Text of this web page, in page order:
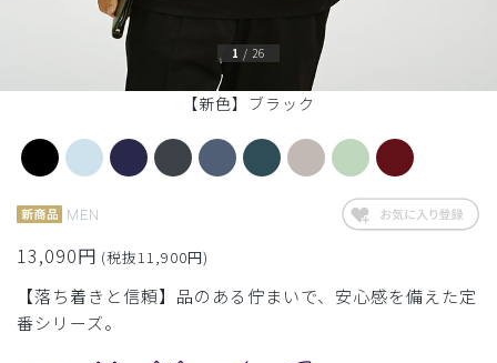
【新色】ブラック
1 / 26
MEN
13,090円 (税抜11,900円)
【落ち着きと信頼】品のある佇まいで、安心感を備えた定
番シリーズ。